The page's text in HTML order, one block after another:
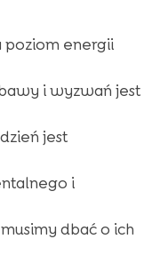
poziom energii
i wyzwań jest
jest
i
dbać o ich